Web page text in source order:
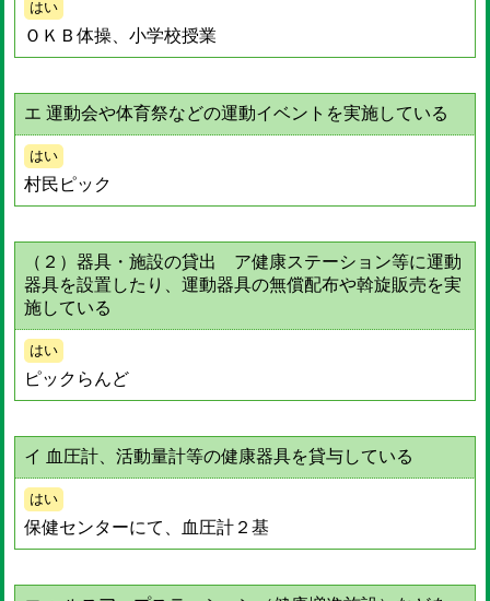
はい
ＯＫＢ体操、小学校授業
エ 運動会や体育祭などの運動イベントを実施している
はい
村民ピック
（２）器具・施設の貸出 ア健康ステーション等に運動
器具を設置したり、運動器具の無償配布や斡旋販売を実
施している
はい
ピックらんど
イ 血圧計、活動量計等の健康器具を貸与している
はい
保健センターにて、血圧計２基